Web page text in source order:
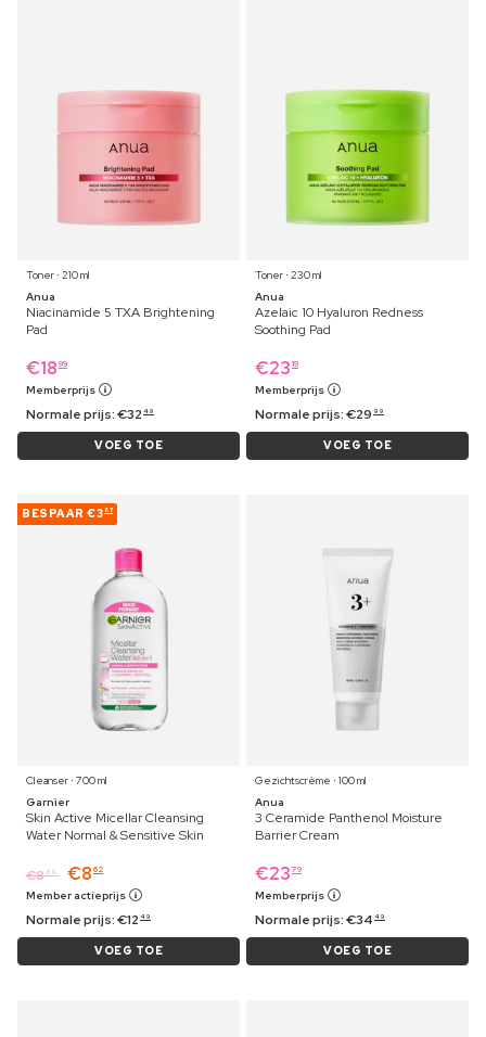
Toner ⋅ 210 ml
Anua
Niacinamide 5 TXA Brightening
Pad
€18 99
Memberprijs
Normale prijs:€32 49
VOEG TOE
Toner ⋅ 230 ml
Anua
Azelaic 10 Hyaluron Redness
Soothing Pad
€23 19
Memberprijs
Normale prijs:€29 99
VOEG TOE
BESPAAR €3 87
Cleanser ⋅ 700 ml
Garnier
Skin Active Micellar Cleansing
Water Normal & Sensitive Skin
€8 89 €8 62
Member actieprijs
Normale prijs:€12 49
VOEG TOE
Gezichtscrème ⋅ 100 ml
Anua
3 Ceramide Panthenol Moisture
Barrier Cream
€23 79
Memberprijs
Normale prijs:€34 49
VOEG TOE